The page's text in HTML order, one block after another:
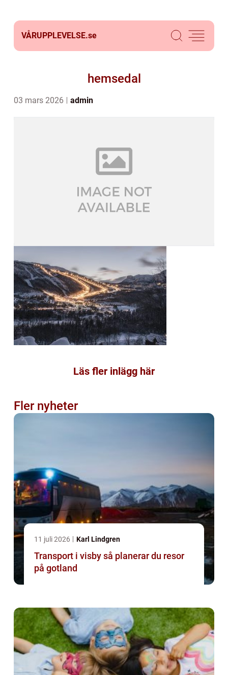
VÅRUPPLEVELSE.se
hemsedal
03 mars 2026 admin
Läs fler inlägg här
Fler nyheter
11 juli 2026 Karl Lindgren
Transport i visby så planerar du resor
på gotland